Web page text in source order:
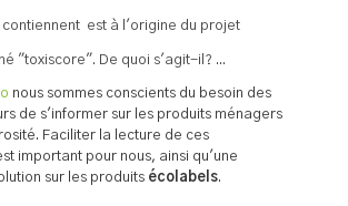
contiennent est à l'origine du projet
"toxiscore". De quoi s'agit-il? ...
nous sommes conscients du besoin des
de s'informer sur les produits ménagers
Faciliter la lecture de ces
important pour nous, ainsi qu'une
sur les produits écolabels.